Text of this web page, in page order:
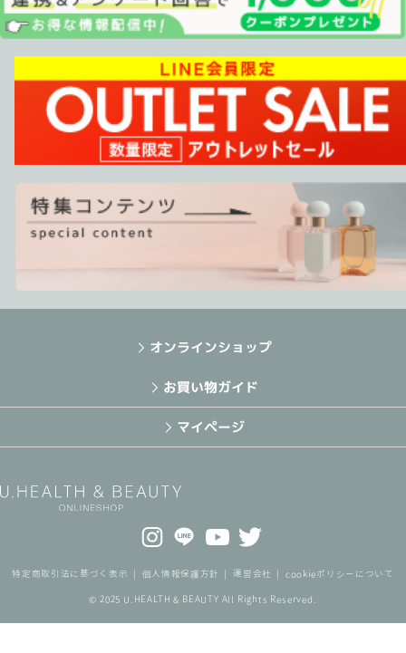
オンラインショップ
お買い物ガイド
マイページ
© 2025 U.HEALTH & BEAUTY All Rights Reserved.
特定商取引法に基づく表示 個人情報保護方針 運営会社 cookieポリシーについて